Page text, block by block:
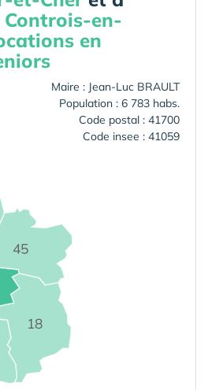
Controis-en-
en
Maire : Jean-Luc BRAULT
Population : 6 783 habs.
Code postal : 41700
Code insee : 41059
18
45